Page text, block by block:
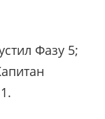
Фазу 5;